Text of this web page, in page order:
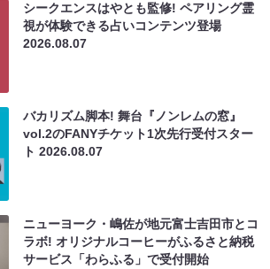
シークエンスはやとも監修! ペアリング霊
視が体験できる占いコンテンツ登場
2026.08.07
バカリズム脚本! 舞台『ノンレムの窓』
vol.2のFANYチケット1次先行受付スター
ト2026.08.07
ニューヨーク・嶋佐が地元富士吉田市とコ
ラボ! オリジナルコーヒーがふるさと納税
サービス「わらふる」で受付開始